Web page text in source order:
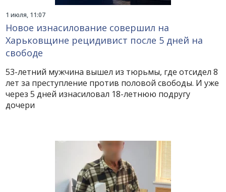
1 июля, 11:07
Новое изнасилование совершил на
Харьковщине рецидивист после 5 дней на
свободе
53-летний мужчина вышел из тюрьмы, где отсидел 8
лет за преступление против половой свободы. И уже
через 5 дней изнасиловал 18-летнюю подругу
дочери